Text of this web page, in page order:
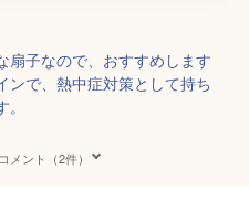
扇子なので、おすすめします
ンで、熱中症対策として持ち
メント（2件）